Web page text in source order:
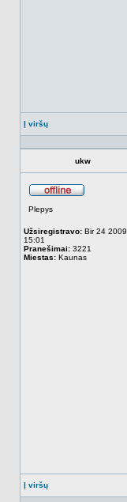
Į viršų
ukw
Plepys
Užsiregistravo: Bir 24 2009,
15:01
Pranešimai: 3221
Miestas: Kaunas
Į viršų